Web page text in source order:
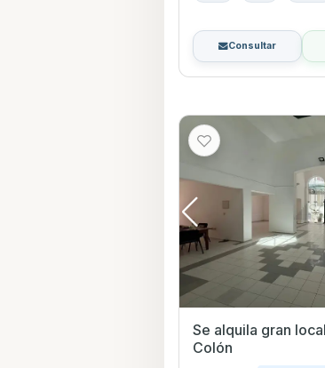
Consultar
Se alquila gran
Colón